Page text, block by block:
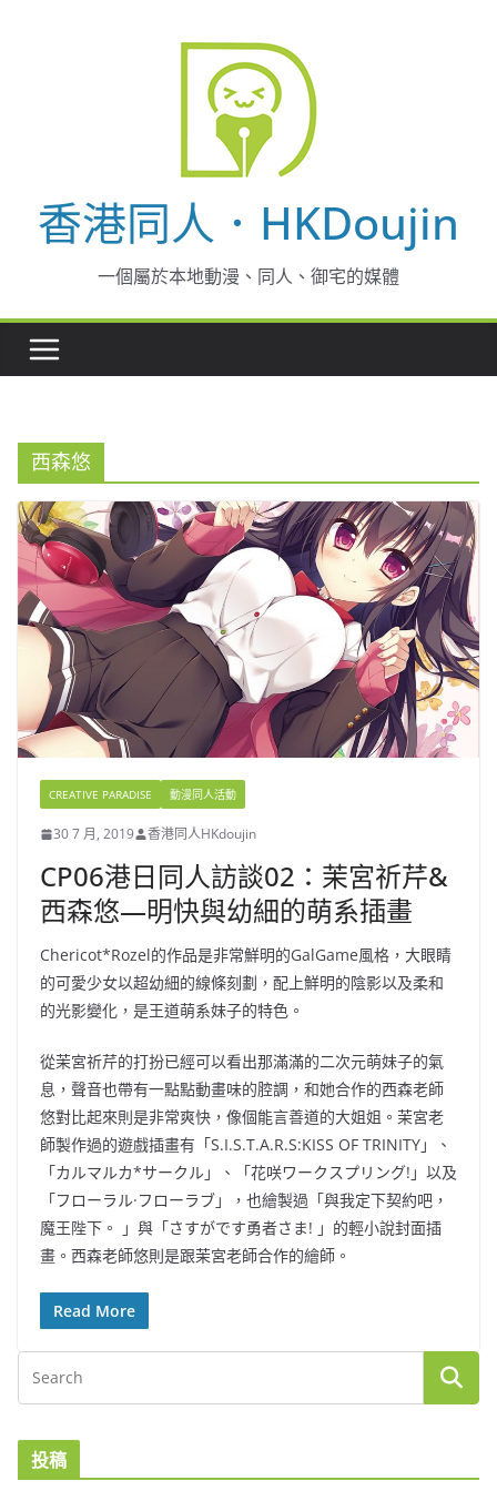
香港同人．HKDoujin
一個屬於本地動漫、同人、御宅的媒體
西森悠
CREATIVE PARADISE 動漫同人活動
30 7 月, 2019 香港同人HKdoujin
CP06港日同人訪談02：茉宮祈芹&
西森悠—明快與幼細的萌系插畫
Chericot*Rozel的作品是非常鮮明的GalGame風格，大眼睛
的可愛少女以超幼細的線條刻劃，配上鮮明的陰影以及柔和
的光影變化，是王道萌系妹子的特色。
從茉宮祈芹的打扮已經可以看出那滿滿的二次元萌妹子的氣
息，聲音也帶有一點點動畫味的腔調，和她合作的西森老師
悠對比起來則是非常爽快，像個能言善道的大姐姐。茉宮老
師製作過的遊戲插畫有「S.I.S.T.A.R.S:KISS OF TRINITY」、
「カルマルカ*サークル」、「花咲ワークスプリング!」以及
「フローラル·フローラブ」，也繪製過「與我定下契約吧，
魔王陛下。 」與「さすがです勇者さま! 」的輕小說封面插
畫。西森老師悠則是跟茉宮老師合作的繪師。
Read More
投稿